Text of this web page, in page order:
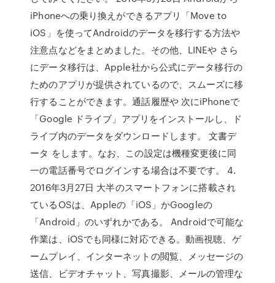
iPhoneへの乗り換えができるアプリ「Move to
iOS」を使ってAndroidのデータを移行する方法や
注意点などをまとめました。その他、LINEや さら
にデータ移行は、Apple社から公式にデータ移行の
ためのアプリが提供されているので、スムーズに移
行することができます。通話履歴や 次にiPhoneで
「Google ドライブ」アプリをインストールし、ド
ライブ内のデータをダウンロードします。 文書デ
ータ をします。なお、この設定は機種変更後に同
一の電話番号でログインする場合は不要です。 4.
2016年3月27日 大半のスマートフォンに搭載され
ているOSは、Appleの「iOS」かGoogleの
「Android」のいずれかである。 Androidで可能な
作業は、iOSでも同様に対応できる。動画視聴、ゲ
ームプレイ、インターネットの閲覧、メッセージの
送信、ビデオチャット、写真撮影、メールの管理な